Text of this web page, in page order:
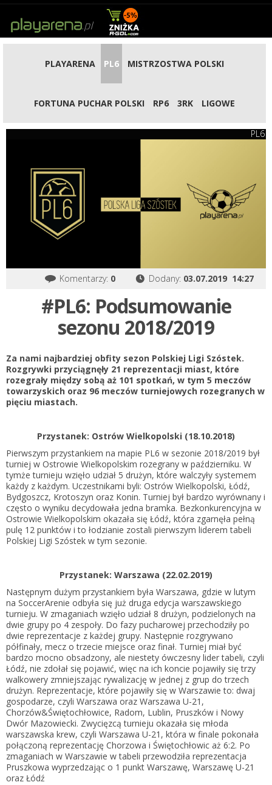
PLAYARENA PL6 MISTRZOSTWA POLSKI
FORTUNA PUCHAR POLSKI RP6 3RK LIGOWE
PL6
Dodany: 03.07.2019 14:27
Komentarzy: 0
#PL6: Podsumowanie
sezonu 2018/2019
Za nami najbardziej obfity sezon Polskiej Ligi Szóstek.
Rozgrywki przyciągnęły 21 reprezentacji miast, które
rozegrały między sobą aż 101 spotkań, w tym 5 meczów
towarzyskich oraz 96 meczów turniejowych rozegranych w
pięciu miastach.
Przystanek: Ostrów Wielkopolski (18.10.2018)
Pierwszym przystankiem na mapie PL6 w sezonie 2018/2019 był
turniej w Ostrowie Wielkopolskim rozegrany w październiku. W
tymże turnieju wzięło udział 5 drużyn, które walczyły systemem
każdy z każdym. Uczestnikami byli: Ostrów Wielkopolski, Łódź,
Bydgoszcz, Krotoszyn oraz Konin. Turniej był bardzo wyrównany i
często o wyniku decydowała jedna bramka. Bezkonkurencyjna w
Ostrowie Wielkopolskim okazała się Łódź, która zgarnęła pełną
pulę 12 punktów i to łodzianie zostali pierwszym liderem tabeli
Polskiej Ligi Szóstek w tym sezonie.
Przystanek: Warszawa (22.02.2019)
Następnym dużym przystankiem była Warszawa, gdzie w lutym
na SoccerArenie odbyła się już druga edycja warszawskiego
turnieju. W zmaganiach wzięło udział 8 drużyn, podzielonych na
dwie grupy po 4 zespoły. Do fazy pucharowej przechodziły po
dwie reprezentacje z każdej grupy. Następnie rozgrywano
półfinały, mecz o trzecie miejsce oraz finał. Turniej miał być
bardzo mocno obsadzony, ale niestety ówczesny lider tabeli, czyli
Łódź, nie zdołał się pojawić, więc na ich koncie pojawiły się trzy
walkowery zmniejszając rywalizację w jednej z grup do trzech
drużyn. Reprezentacje, które pojawiły się w Warszawie to: dwaj
gospodarze, czyli Warszawa oraz Warszawa U-21,
Chorzów&Świętochłowice, Radom, Lublin, Pruszków i Nowy
Dwór Mazowiecki. Zwycięzcą turnieju okazała się młoda
warszawska krew, czyli Warszawa U-21, która w finale pokonała
połączoną reprezentację Chorzowa i Świętochłowic aż 6:2. Po
zmaganiach w Warszawie w tabeli przewodziła reprezentacja
Pruszkowa wyprzedzając o 1 punkt Warszawę, Warszawę U-21
oraz Łódź